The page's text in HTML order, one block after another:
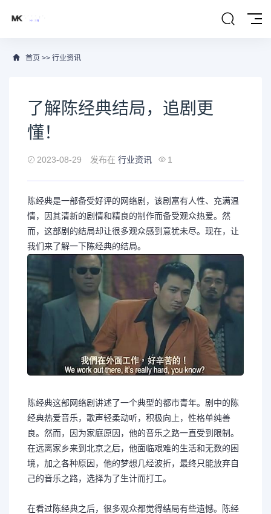
首页 >> 行业资讯
了解陈经典结局，追剧更
懂！
2023-08-29 发布在 行业资讯 1
陈经典是一部备受好评的网络剧，该剧富有人性、充满温
情，因其清新的剧情和精良的制作而备受观众热爱。然
而，这部剧的结局却让很多观众感到意犹未尽。现在，让
我们来了解一下陈经典的结局。
陈经典这部网络剧讲述了一个典型的都市青年。剧中的陈
经典热爱音乐，歌声轻柔动听，积极向上，性格单纯善
良。然而，因为家庭原因，他的音乐之路一直受到限制。
在远离家乡来到北京之后，他面临艰难的生活和无数的困
境，加之各种原因，他的梦想几经波折，最终只能放弃自
己的音乐之路，选择为了生计而打工。
在看过陈经典之后，很多观众都觉得结局有些遗憾。陈经